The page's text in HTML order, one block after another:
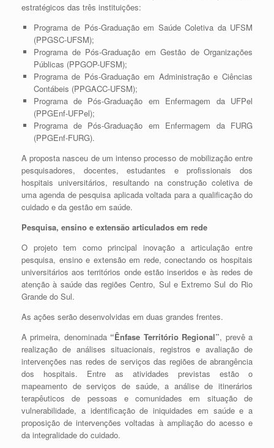
estratégicos das três instituições:
Programa de Pós-Graduação em Saúde Coletiva da UFSM
(PPGSC-UFSM);
Programa de Pós-Graduação em Gestão de Organizações
Públicas (PPGOP-UFSM);
Programa de Pós-Graduação em Administração e Ciências
Contábeis (PPGACC-UFSM);
Programa de Pós-Graduação em Enfermagem da UFPel
(PPGEnf-UFPel);
Programa de Pós-Graduação em Enfermagem da FURG
(PPGEnf-FURG).
A proposta nasceu de um intenso processo de mobilização entre
pesquisadores, docentes, estudantes e profissionais dos
hospitais universitários, resultando na construção coletiva de
uma agenda de pesquisa aplicada voltada para a qualificação do
cuidado e da gestão em saúde.
Pesquisa, ensino e extensão articulados em rede
O projeto tem como principal inovação a articulação entre
pesquisa, ensino e extensão em rede, conectando os hospitais
universitários aos territórios onde estão inseridos e às redes de
atenção à saúde das regiões Centro, Sul e Extremo Sul do Rio
Grande do Sul.
As ações serão desenvolvidas em duas grandes frentes.
A primeira, denominada “Ênfase Território Regional”, prevê a
realização de análises situacionais, registros e avaliação de
intervenções nas redes de serviços das regiões de abrangência
dos hospitais. Entre as atividades previstas estão o
mapeamento de serviços de saúde, a análise de itinerários
terapêuticos de pessoas e comunidades em situação de
vulnerabilidade, a identificação de iniquidades em saúde e a
proposição de intervenções voltadas à ampliação do acesso e
da integralidade do cuidado.